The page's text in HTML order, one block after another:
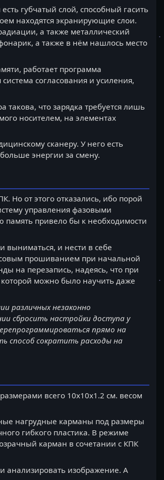
губчатый слой, способный гасить
находятся экранирующие слои.
а также металлический
а также в нём нашлось место
работает программа
согласования и усиления,
такова, что зарядка требуется лишь
носителем, на элементах
сканеру. У него есть
энергии за смену.
Но от этого отказались, ибо порой
управления фазовыми
память привело бы к необходимости
выниматься, и нести в себе
прошиванием при начальной
на перезапись, надеясь, что при
которой можно было научить даже
различных незаконно
сбросить настройки доступа у
прямо на
способ сократить расходы на
всего 10х10х1.2 см. весом
нагрудные карманы под размеры
гибкого пластика. В режиме
карман в сочетании с КПК
анализировать изображение. А